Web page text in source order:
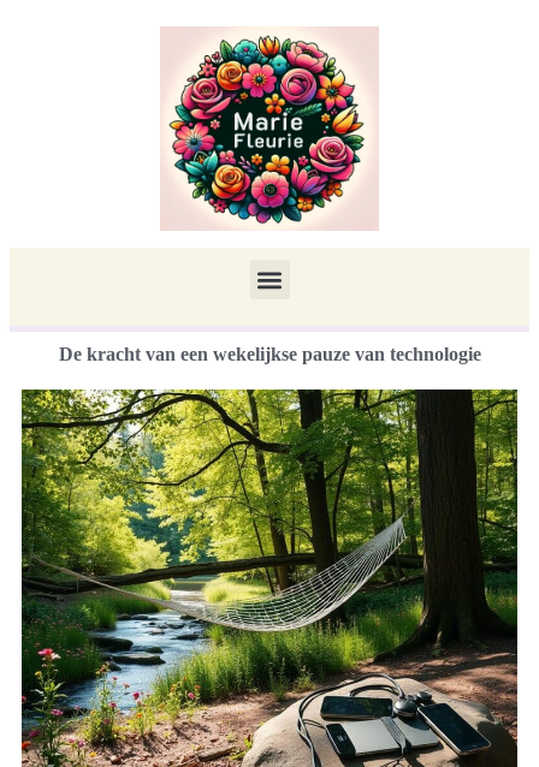
De kracht van een wekelijkse pauze van technologie